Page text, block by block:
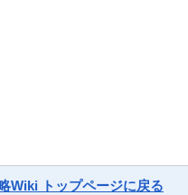
Wiki トップページに戻る